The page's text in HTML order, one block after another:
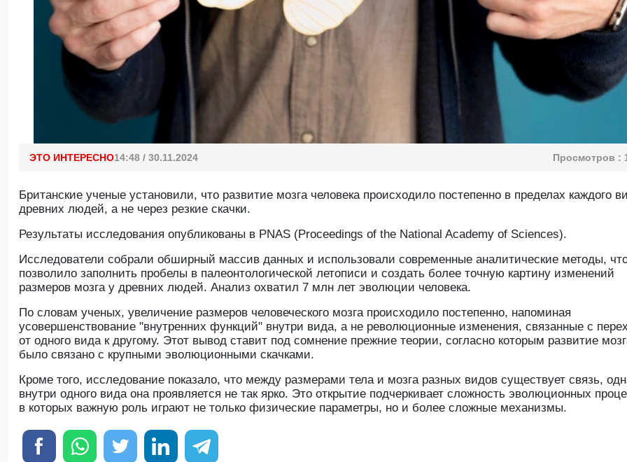
ЭТО ИНТЕРЕСНО14:48 / 30.11.2024 Просмотров :
Британские ученые установили, что развитие мозга человека происходило постепенно в пределах каждого
древних людей, а не через резкие скачки.
Результаты исследования опубликованы в PNAS (Proceedings of the National Academy of Sciences).
Исследователи собрали обширный массив данных и использовали современные аналитические методы,
позволило заполнить пробелы в палеонтологической летописи и создать более точную картину изменений
размеров мозга у древних людей. Анализ охватил 7 млн лет эволюции человека.
По словам ученых, увеличение размеров человеческого мозга происходило постепенно, напоминая
усовершенствование "внутренних функций" внутри вида, а не революционные изменения, связанные с
от одного вида к другому. Этот вывод ставит под сомнение прежние теории, согласно которым развитие
было связано с крупными эволюционными скачками.
Кроме того, исследование показало, что между размерами тела и мозга разных видов существует связь,
внутри одного вида она проявляется не так ярко. Это открытие подчеркивает сложность эволюционных
в которых важную роль играют не только физические параметры, но и более сложные механизмы.